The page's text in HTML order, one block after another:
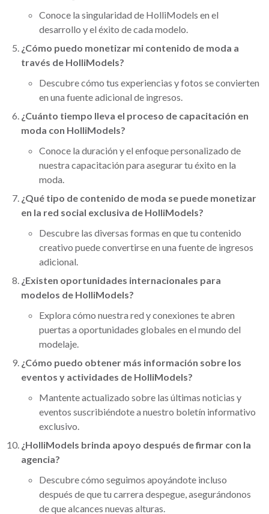
Conoce la singularidad de HolliModels en el
desarrollo y el éxito de cada modelo.
¿Cómo puedo monetizar mi contenido de moda a
través de HolliModels?
Descubre cómo tus experiencias y fotos se convierten
en una fuente adicional de ingresos.
¿Cuánto tiempo lleva el proceso de capacitación en
moda con HolliModels?
Conoce la duración y el enfoque personalizado de
nuestra capacitación para asegurar tu éxito en la
moda.
¿Qué tipo de contenido de moda se puede monetizar
en la red social exclusiva de HolliModels?
Descubre las diversas formas en que tu contenido
creativo puede convertirse en una fuente de ingresos
adicional.
¿Existen oportunidades internacionales para
modelos de HolliModels?
Explora cómo nuestra red y conexiones te abren
puertas a oportunidades globales en el mundo del
modelaje.
¿Cómo puedo obtener más información sobre los
eventos y actividades de HolliModels?
Mantente actualizado sobre las últimas noticias y
eventos suscribiéndote a nuestro boletín informativo
exclusivo.
¿HolliModels brinda apoyo después de firmar con la
agencia?
Descubre cómo seguimos apoyándote incluso
después de que tu carrera despegue, asegurándonos
de que alcances nuevas alturas.